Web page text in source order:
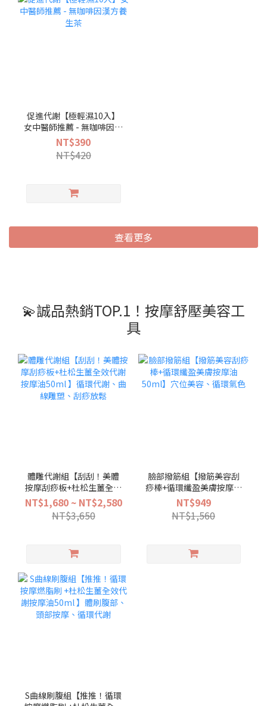
促進代謝【極輕濕10入】
女中醫師推薦 - 無咖啡因漢
方養生茶
NT$390
NT$420
查看更多
💫誠品熱銷TOP.1！按摩舒壓美容工
具
體雕代謝組【刮刮！美體
按摩刮痧板+杜松生薑全效
代謝按摩油50ml 】循環代
謝、曲線雕塑、刮痧放鬆
NT$1,680 ~ NT$2,580
NT$3,650
臉部撥筋組【撥筋美容刮
痧棒+循環纖盈美膚按摩油
50ml】穴位美容、循環氣
色
NT$949
NT$1,560
S曲線刷腹組【推推！循環